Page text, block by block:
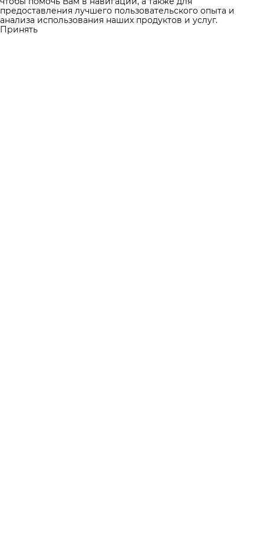
предоставления лучшего пользовательского опыта и
анализа использования наших продуктов и услуг.
Принять